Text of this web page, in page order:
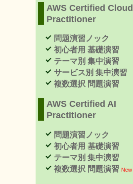
AWS Certified Cloud
Practitioner
問題演習ノック
初心者用 基礎演習
テーマ別 集中演習
サービス別 集中演習
複数選択 問題演習
AWS Certified AI
Practitioner
問題演習ノック
初心者用 基礎演習
テーマ別 集中演習
複数選択 問題演習 New